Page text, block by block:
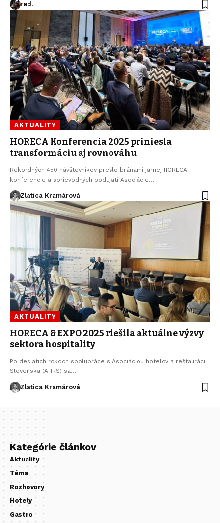
red.
AKTUALITY
HORECA Konferencia 2025 priniesla
transformáciu aj rovnováhu
Rekordných 450 návštevníkov prešlo bránami jarnej HORECA
konferencie a sprievodných podujatí Asociácie…
Zlatica Kramárová
AKTUALITY
HORECA & EXPO 2025 riešila aktuálne výzvy
sektora hospitality
Po desiatich rokoch spolupráce s Asociáciou hotelov a reštaurácií
Slovenska (AHRS) sa…
Zlatica Kramárová
Kategórie článkov
Aktuality
Téma
Rozhovory
Hotely
Gastro